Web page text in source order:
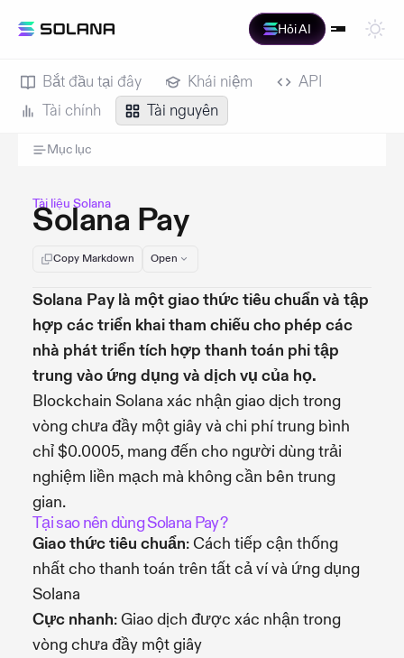
Hỏi AI
Bắt đầu tại đây Khái niệm
API
Tài chính
Tài nguyên
Mục lục
Tài liệu Solana
Solana Pay
Copy Markdown Open
Solana Pay là một giao thức tiêu chuẩn và tập
hợp các triển khai tham chiếu cho phép các
nhà phát triển tích hợp thanh toán phi tập
trung vào ứng dụng và dịch vụ của họ.
Blockchain Solana xác nhận giao dịch trong
vòng chưa đầy một giây và chi phí trung bình
chỉ $0.0005, mang đến cho người dùng trải
nghiệm liền mạch mà không cần bên trung
gian.
Tại sao nên dùng Solana Pay?
Giao thức tiêu chuẩn: Cách tiếp cận thống
nhất cho thanh toán trên tất cả ví và ứng dụng
Solana
Cực nhanh: Giao dịch được xác nhận trong
vòng chưa đầy một giây